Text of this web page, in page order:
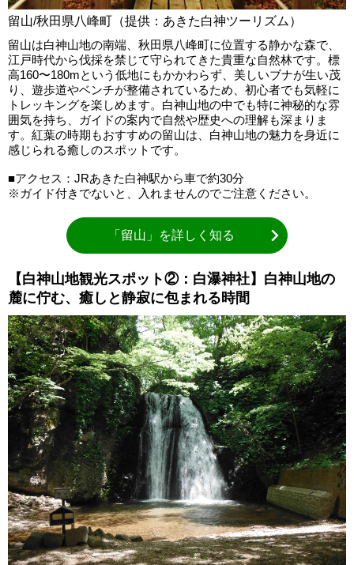
留山/秋田県八峰町（提供：あきた白神ツーリズム）
留山は白神山地の南端、秋田県八峰町に位置する静かな森で、
江戸時代から伐採を禁じて守られてきた貴重な自然林です。標
高160〜180mという低地にもかかわらず、美しいブナが生い茂
り、遊歩道やベンチが整備されているため、初心者でも気軽に
トレッキングを楽しめます。白神山地の中でも特に神秘的な雰
囲気を持ち、ガイドの案内で自然や歴史への理解も深まりま
す。紅葉の時期もおすすめの留山は、白神山地の魅力を身近に
感じられる癒しのスポットです。
■アクセス：JRあきた白神駅から車で約30分
※ガイド付きでないと、入れませんのでご注意ください。
「留山」を詳しく知る
【白神山地観光スポット②：白瀑神社】白神山地の
麓に佇む、癒しと静寂に包まれる時間